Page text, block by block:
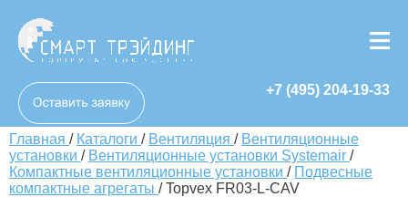
+7 (495) 204-19-33
Главная / Каталоги / Вентиляция / Вентиляционные
установки / Вентиляционные установки Systemair /
Компактные вентиляционные установки / Подвесные
компактные агрегаты /Topvex FR03-L-CAV